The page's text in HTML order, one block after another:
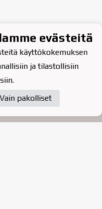
evästeitä
käyttökokemuksen
ja tilastollisiin
Vain pakolliset